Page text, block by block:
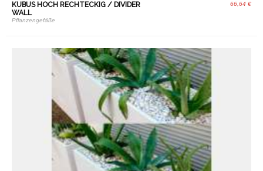
66,64 €
KUBUS HOCH RECHTECKIG / DIVIDER
WALL
Pflanzengefäße